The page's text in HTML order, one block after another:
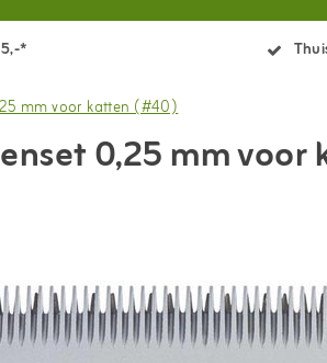
*
mm voor katten (#40)
0,25 mm